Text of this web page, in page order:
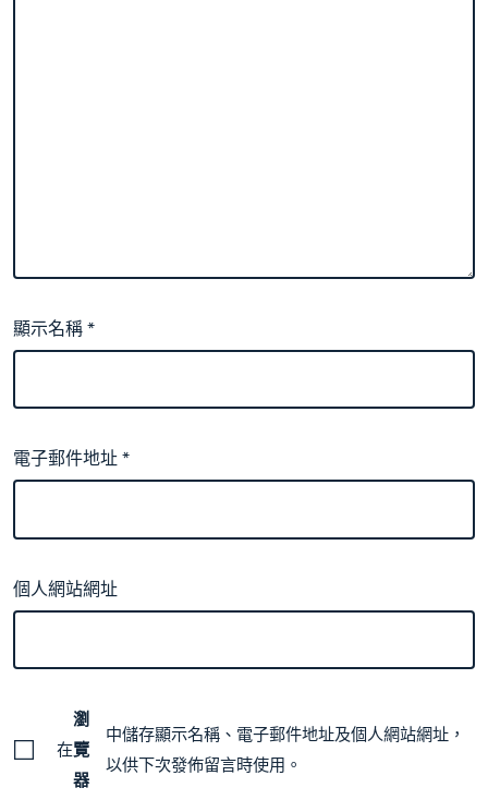
顯示名稱*
電子郵件地址*
個人網站網址
在
瀏
覽
器
中儲存顯示名稱、電子郵件地址及個人網站網址，
以供下次發佈留言時使用。